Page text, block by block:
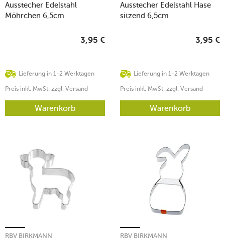
Ausstecher Edelstahl
Möhrchen 6,5cm
Lieferung in 1-2 Werktagen
3,95 €
Preis inkl. MwSt. zzgl. Versand
Warenkorb
Ausstecher Edelstahl Hase
sitzend 6,5cm
Lieferung in 1-2 Werktagen
3,95 €
Preis inkl. MwSt. zzgl. Versand
Warenkorb
RBV BIRKMANN RBV BIRKMANN